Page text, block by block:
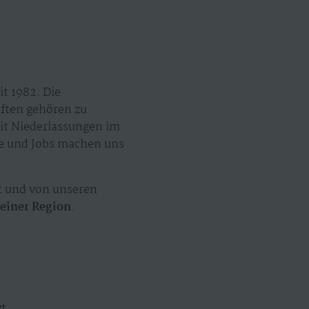
1982. Die
gehören zu
Niederlassungen im
Jobs machen uns
und von unseren
Region.